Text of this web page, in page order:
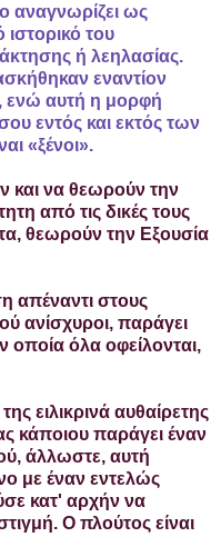
αναγνωρίζει ως
ιστορικό του
ή λεηλασίας.
εναντίον
αυτή η μορφή
εντός και εκτός των
«ξένοι».
και να θεωρούν την
από τις δικές τους
θεωρούν την Εξουσία
απέναντι στους
ανίσχυροι, παράγει
οποία όλα οφείλονται,
ειλικρινά αυθαίρετης
κάποιου παράγει έναν
άλλωστε, αυτή
με έναν εντελώς
κατ' αρχήν να
Ο πλούτος είναι